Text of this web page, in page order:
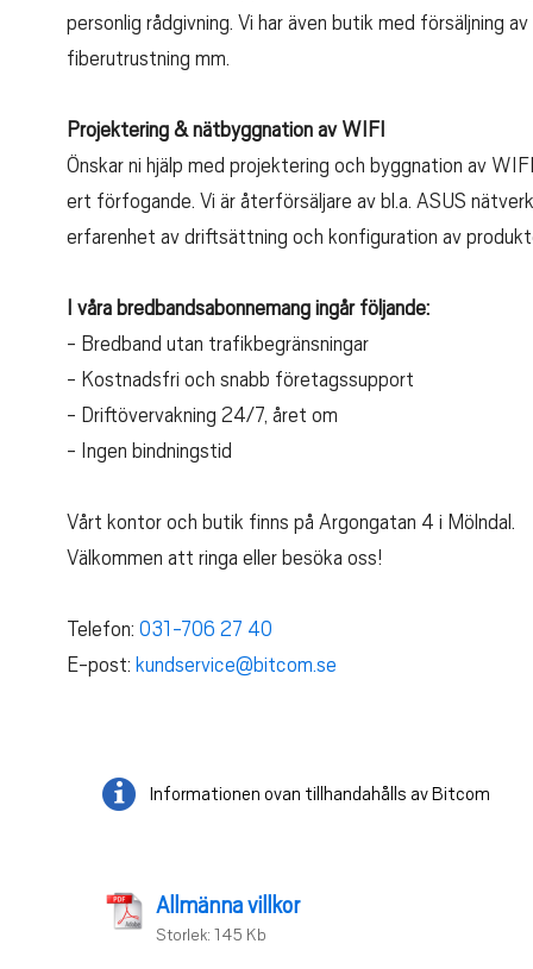
personlig rådgivning. Vi har även butik med försäljning
fiberutrustning mm.
Projektering & nätbyggnation av WIFI
Önskar ni hjälp med projektering och byggnation av
ert förfogande. Vi är återförsäljare av bl.a. ASUS
erfarenhet av driftsättning och konfiguration av
I våra bredbandsabonnemang ingår följande:
- Bredband utan trafikbegränsningar
- Kostnadsfri och snabb företagssupport
- Driftövervakning 24/7, året om
- Ingen bindningstid
Vårt kontor och butik finns på Argongatan 4 i Mölndal.
Välkommen att ringa eller besöka oss!
Telefon: 031-706 27 40
E-post: kundservice@bitcom.se
Informationen ovan tillhandahålls av Bitcom
Allmänna villkor
Storlek: 145 Kb